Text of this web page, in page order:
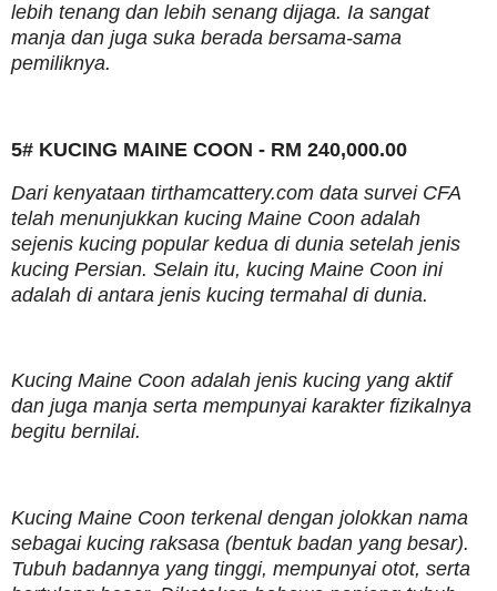
lebih tenang dan lebih senang dijaga. Ia sangat
manja dan juga suka berada bersama-sama
pemiliknya.
5# KUCING MAINE COON - RM 240,000.00
Dari kenyataan tirthamcattery.com data survei CFA
telah menunjukkan kucing Maine Coon adalah
sejenis kucing popular kedua di dunia setelah jenis
kucing Persian. Selain itu, kucing Maine Coon ini
adalah di antara jenis kucing termahal di dunia.
Kucing Maine Coon adalah jenis kucing yang aktif
dan juga manja serta mempunyai karakter fizikalnya
begitu bernilai.
Kucing Maine Coon terkenal dengan jolokkan nama
sebagai kucing raksasa (bentuk badan yang besar).
Tubuh badannya yang tinggi, mempunyai otot, serta